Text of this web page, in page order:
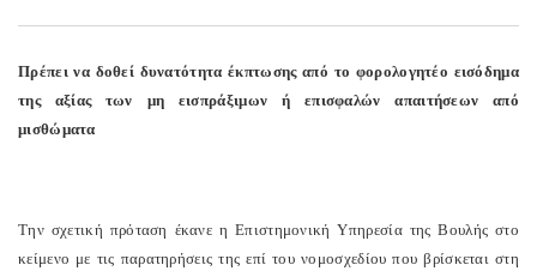
Πρέπει να δοθεί δυνατότητα έκπτωσης από το φορολογητέο εισόδημα
της αξίας των μη εισπράξιμων ή επισφαλών απαιτήσεων από
μισθώματα
Την σχετική πρόταση έκανε η Επιστημονική Υπηρεσία της Βουλής στο
κείμενο με τις παρατηρήσεις της επί του νομοσχεδίου που βρίσκεται στη